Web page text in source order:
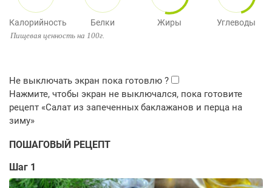
Калорийность Белки Жиры Углеводы
Пищевая ценность на 100г.
ПОШАГОВЫЙ РЕЦЕПТ
Шаг 1